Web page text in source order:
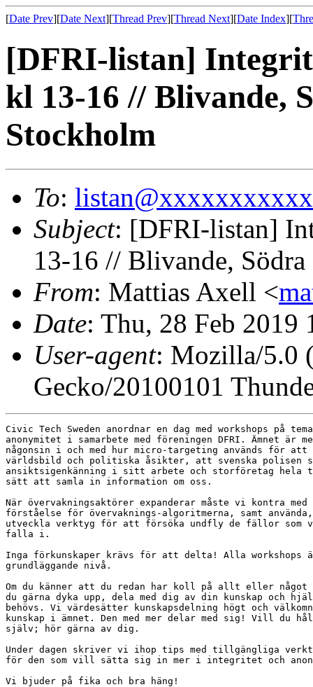
[Date Prev][Date Next][Thread Prev][Thread Next][Date Index][
[DFRI-listan]
kl 13-16 // Blivande,
Stockholm
To:
Subject: [DFRI-listan]
13-16 // Blivande,
From: Mattias Axell <
Date: Thu, 28 Feb 2019
User-agent: Mozilla/5.0
Gecko/20100101
Civic Tech Sweden anordnar en dag med workshops på
anonymitet i samarbete med föreningen DFRI. Ämnet är
någonsin i och med hur micro-targeting används för att
världsbild och politiska åsikter, att svenska polisen
ansiktsigenkänning i sitt arbete och storföretag hela
sätt att samla in information om oss.
När övervakningsaktörer expanderar måste vi kontra
förståelse för övervaknings-algoritmerna, samt
utveckla verktyg för att försöka undfly de fällor
falla i.
Inga förkunskaper krävs för att delta! Alla workshops
grundläggande nivå.
Om du känner att du redan har koll på allt eller
du gärna dyka upp, dela med dig av din kunskap och
behövs. Vi värdesätter kunskapsdelning högt och
kunskap i ämnet. Den med mer delar med sig! Vill du
själv; hör gärna av dig.
Under dagen skriver vi ihop tips med tillgängliga
för den som vill sätta sig in mer i integritet och
Vi bjuder på fika och bra häng!